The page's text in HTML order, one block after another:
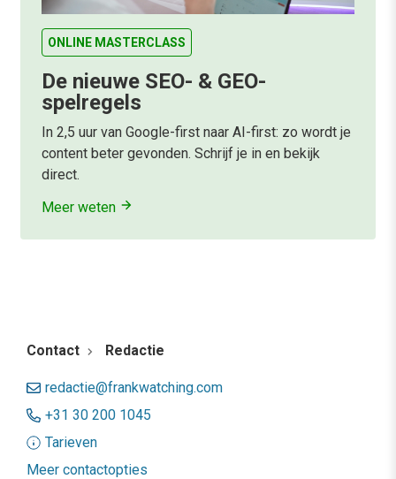
ONLINE MASTERCLASS
De nieuwe SEO- & GEO-
spelregels
In 2,5 uur van Google-first naar AI-first: zo wordt je
content beter gevonden. Schrijf je in en bekijk
direct.
Meer weten
Contact Redactie
redactie@frankwatching.com
+31 30 200 1045
Tarieven
Meer contactopties